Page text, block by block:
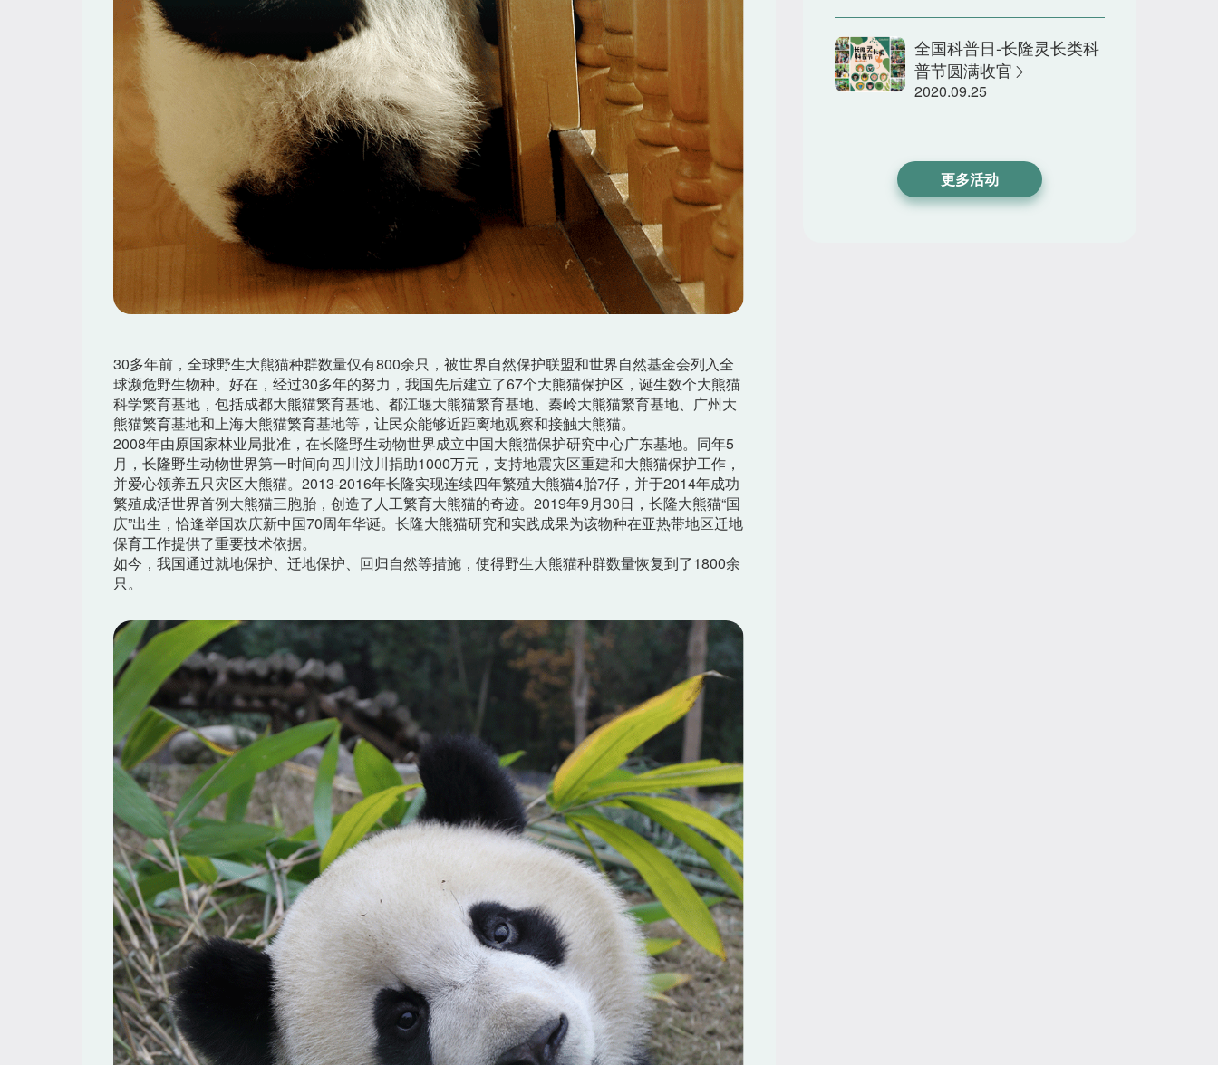
30多年前，全球野生大熊猫种群数量仅有800余只，被世界自然保护联盟和世界自然基金会列入全
球濒危野生物种。好在，经过30多年的努力，我国先后建立了67个大熊猫保护区，诞生数个大熊猫
科学繁育基地，包括成都大熊猫繁育基地、都江堰大熊猫繁育基地、秦岭大熊猫繁育基地、广州大
熊猫繁育基地和上海大熊猫繁育基地等，让民众能够近距离地观察和接触大熊猫。
2008年由原国家林业局批准，在长隆野生动物世界成立中国大熊猫保护研究中心广东基地。同年5
月，长隆野生动物世界第一时间向四川汶川捐助1000万元，支持地震灾区重建和大熊猫保护工作，
并爱心领养五只灾区大熊猫。2013-2016年长隆实现连续四年繁殖大熊猫4胎7仔，并于2014年成功
繁殖成活世界首例大熊猫三胞胎，创造了人工繁育大熊猫的奇迹。2019年9月30日，长隆大熊猫“国
庆”出生，恰逢举国欢庆新中国70周年华诞。长隆大熊猫研究和实践成果为该物种在亚热带地区迁地
保育工作提供了重要技术依据。
如今，我国通过就地保护、迁地保护、回归自然等措施，使得野生大熊猫种群数量恢复到了1800余
只。
全国科普日-长隆灵长类科
普节圆满收官
2020.09.25
更多活动